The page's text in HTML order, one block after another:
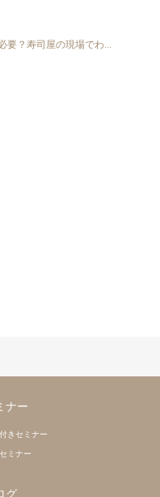
要？寿司屋の現場でわ...
ナー
きセミナー
ミナー
グ